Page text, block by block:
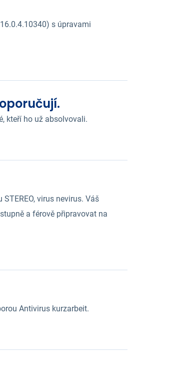
s úpravami
kteří ho už absolvovali.
virus nevirus. Váš
a férově připravovat na
Antivirus kurzarbeit.